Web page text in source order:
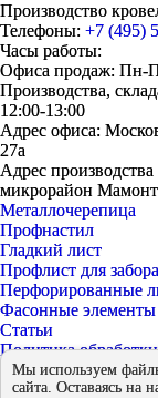
Производство
Телефоны: +7 (495)
Часы работы:
Офиса продаж: Пн-
Производства,
12:00-13:00
Адрес офиса:
27а
Адрес
микрорайон
Металлочерепица
Профнастил
Гладкий лист
Профлист для забора
Перфорированные
Фасонные элементы
Статьи
Политика
Согласие на
© 2026 - «ЕвроМет»
Мы используем
сайта. Оставаясь на